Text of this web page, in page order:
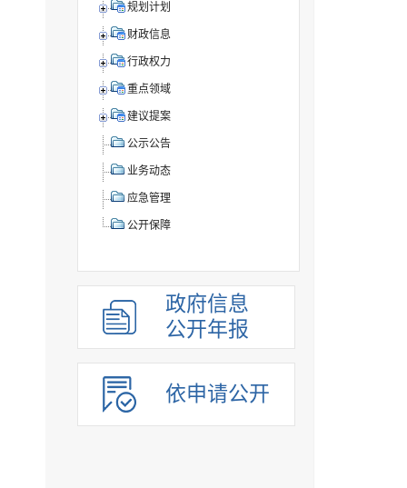
规划计划
财政信息
行政权力
重点领域
建议提案
公示公告
业务动态
应急管理
公开保障
政府信息
公开年报
依申请公开